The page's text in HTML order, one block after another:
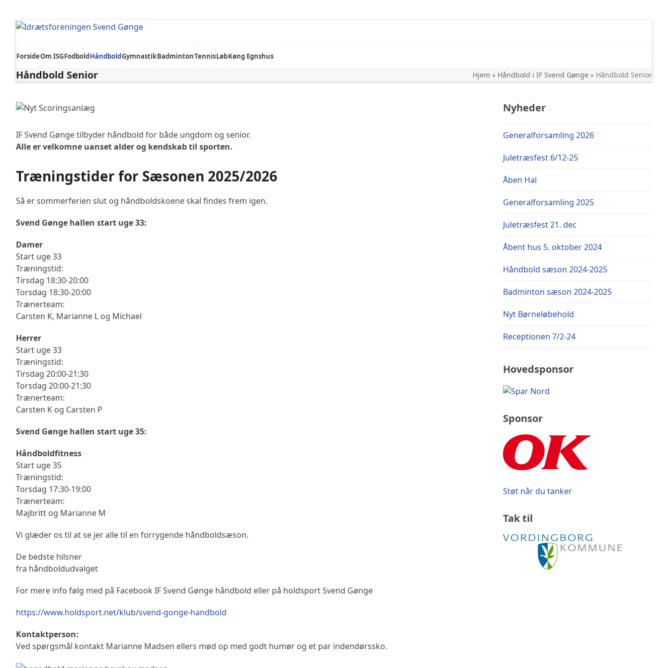
content
ForsideOm ISGFodboldHåndboldGymnastikBadmintonTennisLøbKøng Egnshus
Håndbold Senior
Hjem » Håndbold i IF Svend Gønge » Håndbold Senior
IF Svend Gønge tilbyder håndbold for både ungdom og senior.
Alle er velkomne uanset alder og kendskab til sporten.
Træningstider for Sæsonen 2025/2026
Så er sommerferien slut og håndboldskoene skal findes frem igen.
Svend Gønge hallen start uge 33:
Damer
Start uge 33
Træningstid:
Tirsdag 18:30-20:00
Torsdag 18:30-20:00
Trænerteam:
Carsten K, Marianne L og Michael
Herrer
Start uge 33
Træningstid:
Tirsdag 20:00-21:30
Torsdag 20:00-21:30
Trænerteam:
Carsten K og Carsten P
Svend Gønge hallen start uge 35:
Håndboldfitness
Start uge 35
Træningstid:
Torsdag 17:30-19:00
Trænerteam:
Majbritt og Marianne M
Vi glæder os til at se jer alle til en forrygende håndboldsæson.
De bedste hilsner
fra håndboldudvalget
For mere info følg med på Facebook IF Svend Gønge håndbold eller på holdsport Svend Gønge
https://www.holdsport.net/klub/svend-gonge-handbold
Kontaktperson:
Ved spørgsmål kontakt Marianne Madsen ellers mød op med godt humør og et par indendørssko.
Nyheder
Generalforsamling 2026
Juletræsfest 6/12-25
Åben Hal
Generalforsamling 2025
Juletræsfest 21. dec
Åbent hus 5. oktober 2024
Håndbold sæson 2024-2025
Badminton sæson 2024-2025
Nyt Børneløbehold
Receptionen 7/2-24
Hovedsponsor
Sponsor
Støt når du tanker
Tak til